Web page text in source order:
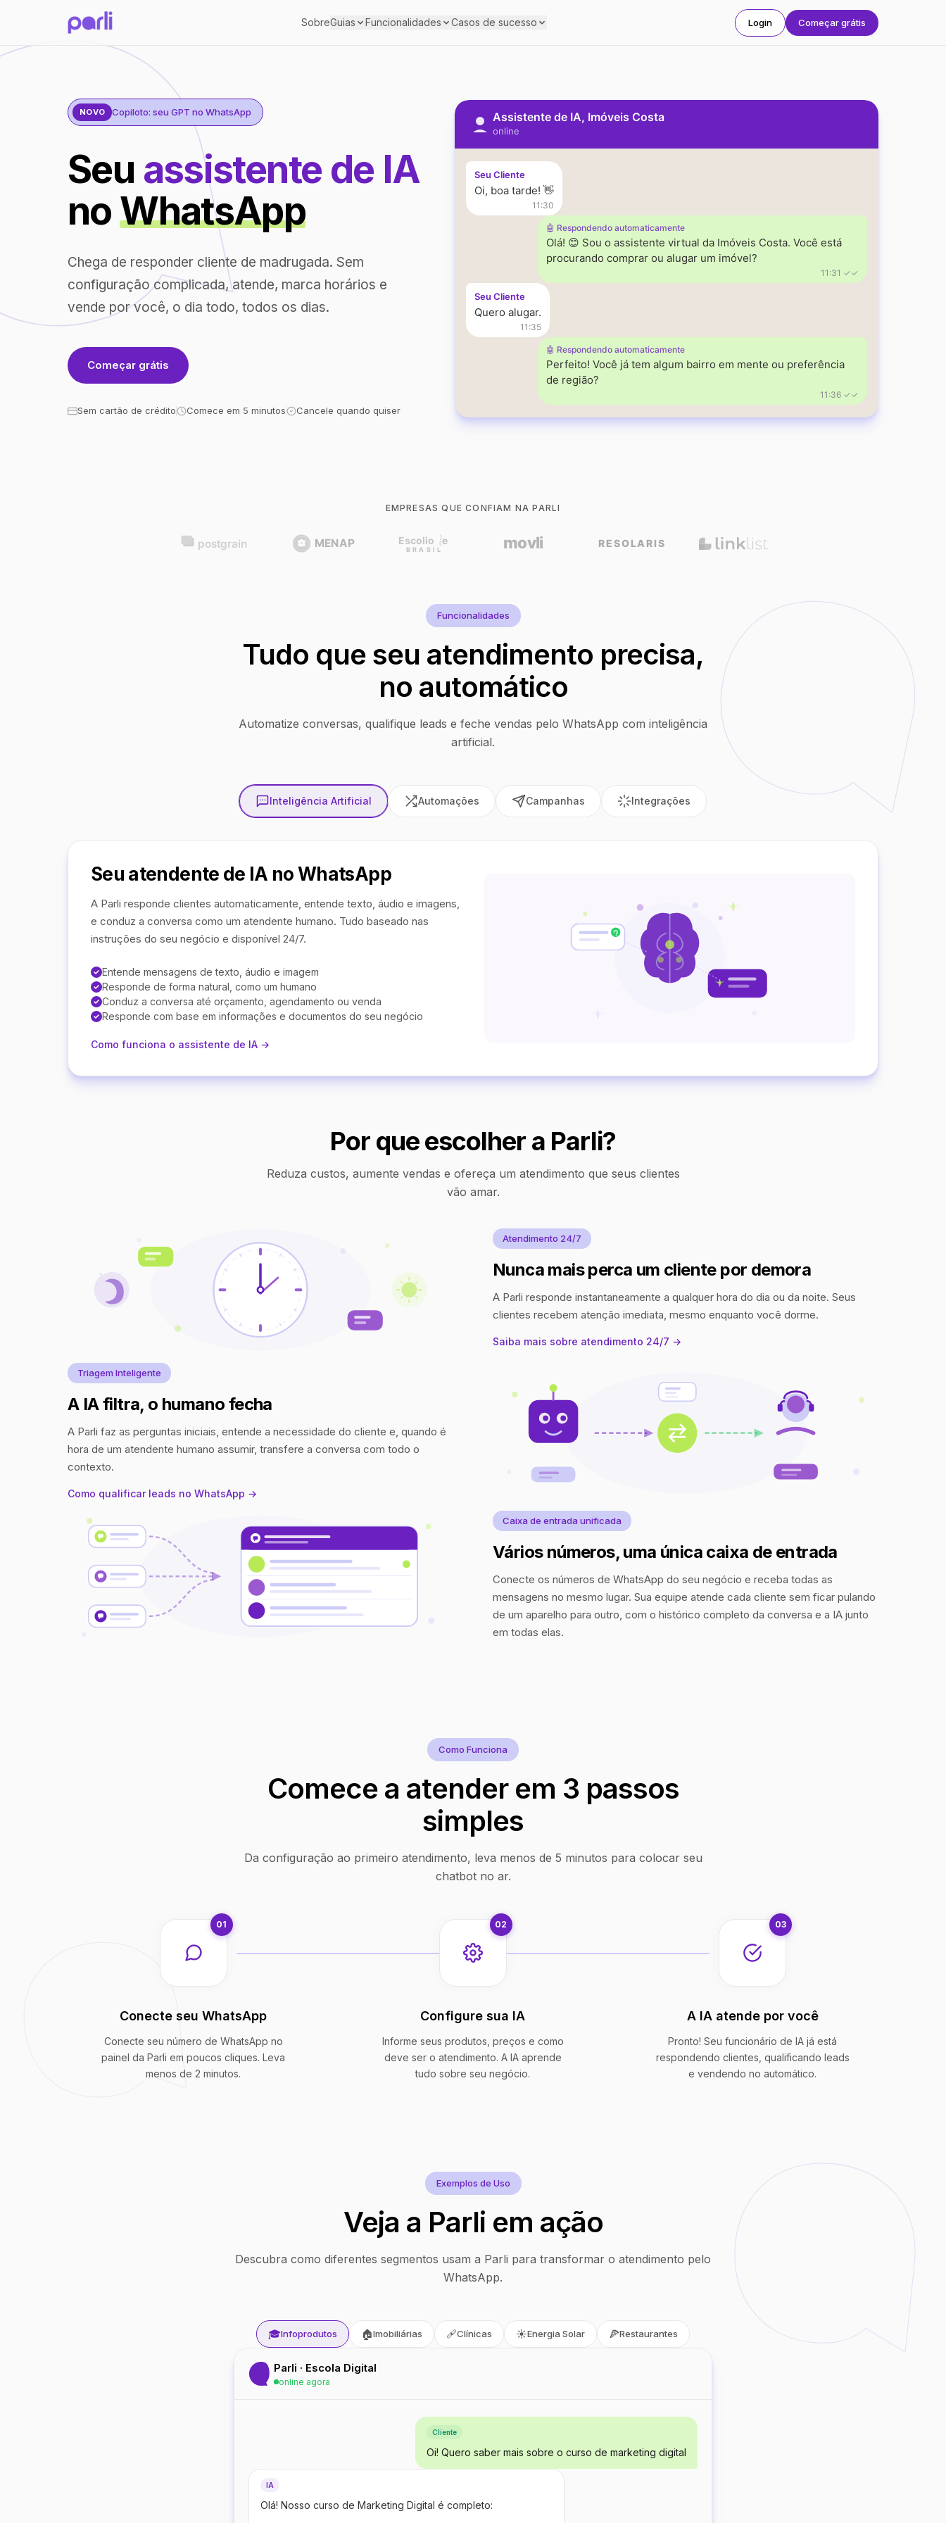
SobreGuias Funcionalidades Casos de sucesso Login Começar grátis
NOVO Copiloto: seu GPT no WhatsApp
Seu assistente de IA
noWhatsApp
Chega de responder cliente de madrugada. Sem
configuração complicada, atende, marca horários e
vende por você, o dia todo, todos os dias.
Começar grátis
Sem cartão de crédito Comece em 5 minutos Cancele quando quiser
Assistente de IA, Imóveis Costa
online
Seu Cliente
Oi, boa tarde! 👋
11:30
🤖 Respondendo automaticamente
Olá! 😊 Sou o assistente virtual da Imóveis Costa. Você está
procurando comprar ou alugar um imóvel?
11:31 ✓✓
Seu Cliente
Quero alugar.
11:35
🤖 Respondendo automaticamente
Perfeito! Você já tem algum bairro em mente ou preferência
de região?
11:36 ✓✓
EMPRESAS QUE CONFIAM NA PARLI
Funcionalidades
Tudo que seu atendimento precisa,
no automático
Automatize conversas, qualifique leads e feche vendas pelo WhatsApp com inteligência
artificial.
Inteligência Artificial Automações Campanhas Integrações
Seu atendente de IA no WhatsApp
A Parli responde clientes automaticamente, entende texto, áudio e imagens,
e conduz a conversa como um atendente humano. Tudo baseado nas
instruções do seu negócio e disponível 24/7.
Entende mensagens de texto, áudio e imagem
Responde de forma natural, como um humano
Conduz a conversa até orçamento, agendamento ou venda
Responde com base em informações e documentos do seu negócio
Como funciona o assistente de IA →
Por que escolher a Parli?
Reduza custos, aumente vendas e ofereça um atendimento que seus clientes
vão amar.
Atendimento 24/7
Nunca mais perca um cliente por demora
A Parli responde instantaneamente a qualquer hora do dia ou da noite. Seus
clientes recebem atenção imediata, mesmo enquanto você dorme.
Saiba mais sobre atendimento 24/7 →
Triagem Inteligente
A IA filtra, o humano fecha
A Parli faz as perguntas iniciais, entende a necessidade do cliente e, quando é
hora de um atendente humano assumir, transfere a conversa com todo o
contexto.
Como qualificar leads no WhatsApp →
Caixa de entrada unificada
Vários números, uma única caixa de entrada
Conecte os números de WhatsApp do seu negócio e receba todas as
mensagens no mesmo lugar. Sua equipe atende cada cliente sem ficar pulando
de um aparelho para outro, com o histórico completo da conversa e a IA junto
em todas elas.
Como Funciona
Comece a atender em 3 passos
simples
Da configuração ao primeiro atendimento, leva menos de 5 minutos para colocar seu
chatbot no ar.
01
Conecte seu WhatsApp
Conecte seu número de WhatsApp no
painel da Parli em poucos cliques. Leva
menos de 2 minutos.
02
Configure sua IA
Informe seus produtos, preços e como
deve ser o atendimento. A IA aprende
tudo sobre seu negócio.
03
A IA atende por você
Pronto! Seu funcionário de IA já está
respondendo clientes, qualificando leads
e vendendo no automático.
Exemplos de Uso
Veja a Parli em ação
Descubra como diferentes segmentos usam a Parli para transformar o atendimento pelo
WhatsApp.
🎓Infoprodutos 🏠Imobiliárias 🩹Clínicas ☀️Energia Solar 🍕Restaurantes
Parli · Escola Digital
online agora
Cliente
Oi! Quero saber mais sobre o curso de marketing digital
IA
Olá! Nosso curso de Marketing Digital é completo: